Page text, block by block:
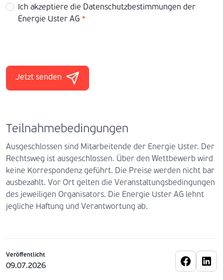
Ich akzeptiere die Datenschutzbestimmungen der
Energie Uster AG *
Jetzt senden
Teilnahmebedingungen
Ausgeschlossen sind Mitarbeitende der Energie Uster. Der
Rechtsweg ist ausgeschlossen. Über den Wettbewerb wird
keine Korrespondenz geführt. Die Preise werden nicht bar
ausbezahlt. Vor Ort gelten die Veranstaltungsbedingungen
des jeweiligen Organisators. Die Energie Uster AG lehnt
jegliche Haftung und Verantwortung ab.
Veröffentlicht
09.07.2026